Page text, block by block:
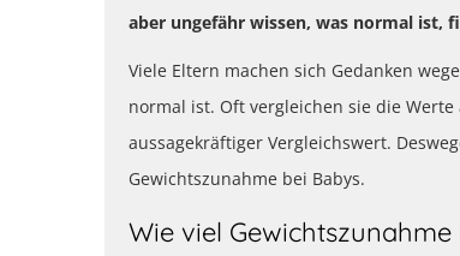
aber ungefähr wissen, was normal ist,
Viele Eltern machen sich Gedanken
normal ist. Oft vergleichen sie die
aussagekräftiger Vergleichswert.
Gewichtszunahme bei Babys.
Wie viel